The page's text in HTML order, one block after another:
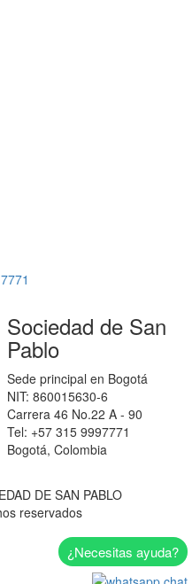
Sociedad de San
Pablo
Sede principal en Bogotá
NIT: 860015630-6
Carrera 46 No.22 A - 90
Tel: +57 315 9997771
Bogotá, Colombia
DE SAN PABLO
reservados
¿Necesitas ayuda?